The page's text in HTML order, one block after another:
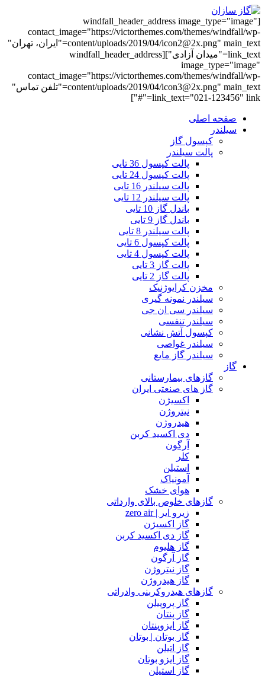
[windfall_header_address image_type="image"
contact_image="https://victorthemes.com/themes/windfall/wp-
content/uploads/2019/04/icon2@2x.png" main_text="ایران، تهران"
link_text="میدان آزادی"][windfall_header_address
image_type="image"
contact_image="https://victorthemes.com/themes/windfall/wp-
content/uploads/2019/04/icon3@2x.png" main_text="تلفن تماس"
link_text="021-123456" link="#"]
صفحه اصلی
سیلندر
کپسول گاز
پالت سیلندر
پالت کپسول 36 تایی
پالت کپسول 24 تایی
پالت سیلندر 16 تایی
پالت سیلندر 12 تایی
باندل گاز 10 تایی
باندل گاز 9 تایی
پالت سیلندر 8 تایی
پالت کپسول 6 تایی
پالت کپسول 4 تایی
پالت گاز 3 تایی
پالت گاز 2 تایی
مخزن کرایوژنیک
سیلندر نمونه گیری
سیلندر سی ان جی
سیلندر تنفسی
کپسول آتش نشانی
سیلندر غواصی
سیلندر گاز مایع
گاز
گازهای بیمارستانی
گاز های صنعتی ایران
اکسیژن
نیتروژن
هیدروژن
دی اکسید کربن
آرگون
کلر
استیلن
آمونیاک
هوای خشک
گازهای خلوص بالای وارداتی
زیرو ایر | zero air
گاز اکسیژن
گاز دی اکسید کربن
گاز هلیوم
گاز آرگون
گاز نیتروژن
گاز هیدروژن
گازهای هیدروکربنی وادراتی
گاز پروپیلن
گاز پنتان
گاز ایزوپنتان
گاز بوتان | بوتان
گاز اتیلن
گاز ایزو بوتان
گاز استیلن